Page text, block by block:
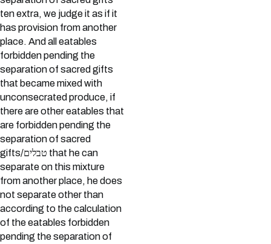
ten extra, we judge it as if it
has provision from another
place. And all eatables
forbidden pending the
separation of sacred gifts
that became mixed with
unconsecrated produce, if
there are other eatables that
are forbidden pending the
separation of sacred
gifts/טבלים that he can
separate on this mixture
from another place, he does
not separate other than
according to the calculation
of the eatables forbidden
pending the separation of